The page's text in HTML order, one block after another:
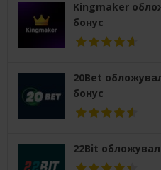
Kingmaker
бонус
20Bet
бонус
22Bit